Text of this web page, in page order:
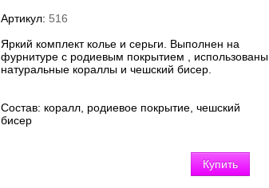
Артикул: 516
Яркий комплект колье и серьги. Выполнен на
фурнитуре с родиевым покрытием , использованы
натуральные кораллы и чешский бисер.
Состав: коралл, родиевое покрытие, чешский
бисер